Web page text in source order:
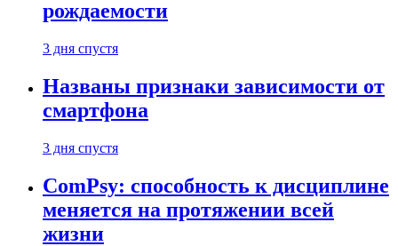
рождаемости
3 дня спустя
Названы признаки зависимости от
смартфона
3 дня спустя
ComPsy: способность к дисциплине
меняется на протяжении всей
жизни